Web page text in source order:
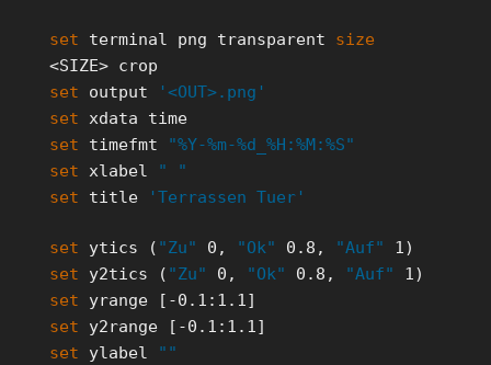
set terminal png transparent size
<SIZE> crop
set output
'<OUT>.png'
set xdata time
set timefmt
"%Y-%m-%d_%H:%M:%S"
set xlabel
" "
set title 'Terrassen Tuer'
set ytics ( "Zu" 0, "Ok" 0.8, "Auf"
1)
set y2tics ( "Zu" 0, "Ok" 0.8, "Auf"
1)
set yrange [-0.1:1.1]
set y2range [-0.1:1.1]
set ylabel
""